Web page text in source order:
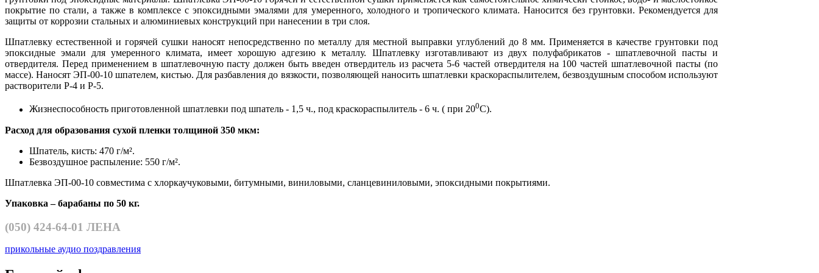
покрытие по стали, а также в комплексе с эпоксидными эмалями для умеренного, холодного и тропического климата. Наносится без грунтовки. Рекомендуется для
защиты от коррозии стальных и алюминиевых конструкций при нанесении в три слоя.
Шпатлевку естественной и горячей сушки наносят непосредственно по металлу для местной выправки углублений до 8 мм. Применяется в качестве грунтовки под
эпоксидные эмали для умеренного климата, имеет хорошую адгезию к металлу. Шпатлевку изготавливают из двух полуфабрикатов - шпатлевочной пасты и
отвердителя. Перед применением в шпатлевочную пасту должен быть введен отвердитель из расчета 5-6 частей отвердителя на 100 частей шпатлевочной пасты (по
массе). Наносят ЭП-00-10 шпателем, кистью. Для разбавления до вязкости, позволяющей наносить шпатлевки краскораспылителем, безвоздушным способом используют
растворители Р-4 и Р-5.
Жизнеспособность приготовленной шпатлевки под шпатель - 1,5 ч., под краскораспылитель - 6 ч. ( при 200С).
Расход для образования сухой пленки толщиной 350 мкм:
Шпатель, кисть: 470 г/м².
Безвоздушное распыление: 550 г/м².
Шпатлевка ЭП-00-10 совместима с хлоркаучуковыми, битумными, виниловыми, сланцевиниловыми, эпоксидными покрытиями.
Упаковка – барабаны по 50 кг.
(050) 424-64-01 ЛЕНА
прикольные аудио поздравления